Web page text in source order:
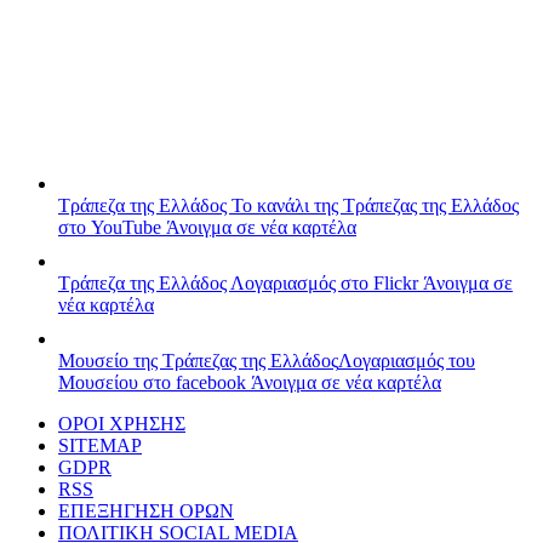
Τράπεζα της Ελλάδος Το κανάλι της Τράπεζας της Ελλάδος
στο YouTube Άνοιγμα σε νέα καρτέλα
Τράπεζα της Ελλάδος Λογαριασμός στο FlickrΆνοιγμα σε
νέα καρτέλα
Μουσείο της Τράπεζας της ΕλλάδοςΛογαριασμός του
Μουσείου στο facebook Άνοιγμα σε νέα καρτέλα
ΟΡΟΙ ΧΡΗΣΗΣ
SITEMAP
GDPR
RSS
ΕΠΕΞΗΓΗΣΗ ΟΡΩΝ
ΠΟΛΙΤΙΚΗ SOCIAL MEDIA